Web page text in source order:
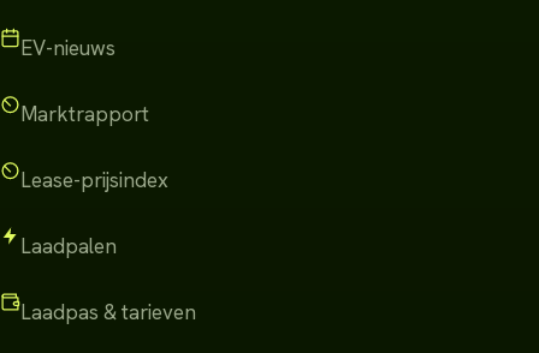
EV-nieuws
Marktrapport
Lease-prijsindex
Laadpalen
Laadpas & tarieven